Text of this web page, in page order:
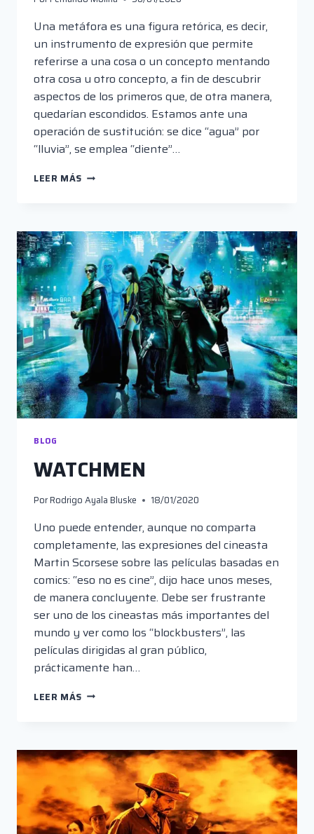
Una metáfora es una figura retórica, es decir,
un instrumento de expresión que permite
referirse a una cosa o un concepto mentando
otra cosa u otro concepto, a fin de descubrir
aspectos de los primeros que, de otra manera,
quedarían escondidos. Estamos ante una
operación de sustitución: se dice “agua” por
“lluvia”, se emplea “diente”…
LEER MÁS JOJO
COMO
ARTE
MAYOR
BLOG
WATCHMEN
PorRodrigo Ayala Bluske 18/01/2020
Uno puede entender, aunque no comparta
completamente, las expresiones del cineasta
Martin Scorsese sobre las películas basadas en
comics: “eso no es cine”, dijo hace unos meses,
de manera concluyente. Debe ser frustrante
ser uno de los cineastas más importantes del
mundo y ver como los “blockbusters”, las
películas dirigidas al gran público,
prácticamente han…
LEER MÁS WATCHMEN